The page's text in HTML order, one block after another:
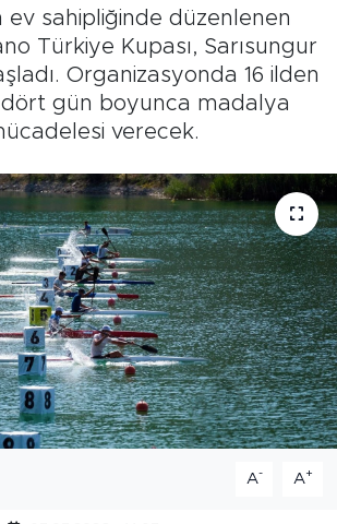
ev sahipliğinde düzenlenen
Türkiye Kupası, Sarısungur
Organizasyonda 16 ilden
gün boyunca madalya
verecek.
A- A+